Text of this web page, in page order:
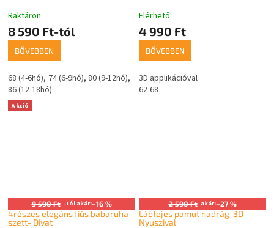
Raktáron
8 590 Ft-tól
BŐVEBBEN
68 (4-6hó) 74 (6-9hó) 80 (9-12hó)
86 (12-18hó)
Elérhető
4 990 Ft
BŐVEBBEN
3D applikációval
62-68
Akció
9 590 Ft -tól akár:–16 %
4részes elegáns fiús babaruha
szett- Divat
2 590 Ft akár:–27 %
Lábfejes pamut nadrág-3D
Nyuszival